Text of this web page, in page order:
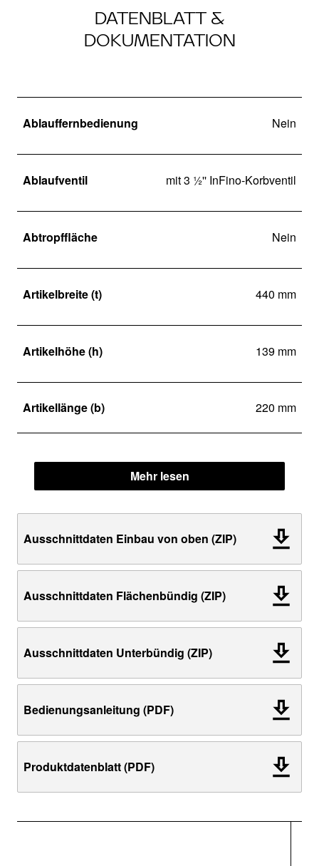
DATENBLATT &
DOKUMENTATION
Ablauffernbedienung Nein
Ablaufventil mit 3 ½'' InFino-Korbventil
Abtropffläche Nein
Artikelbreite (t) 440 mm
Artikelhöhe (h) 139 mm
Artikellänge (b) 220 mm
Mehr lesen
Ausschnittdaten Einbau von oben (ZIP)
Ausschnittdaten Flächenbündig (ZIP)
Ausschnittdaten Unterbündig (ZIP)
Bedienungsanleitung (PDF)
Produktdatenblatt (PDF)